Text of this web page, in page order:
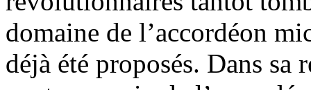
domaine de l’accordéon
déjà été proposés. Dans sa